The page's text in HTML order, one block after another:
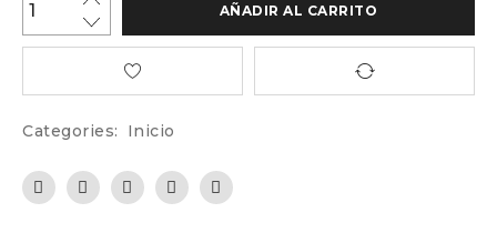
AÑADIR AL CARRITO
Categories: Inicio